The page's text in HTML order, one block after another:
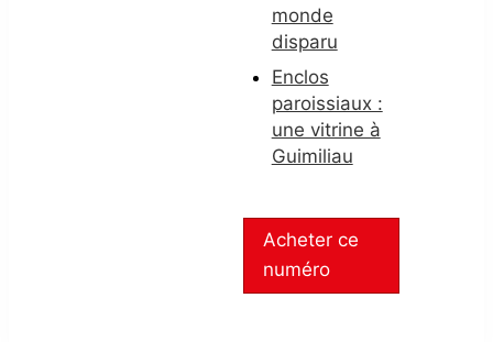
monde
disparu
Enclos
paroissiaux :
une vitrine à
Guimiliau
Acheter ce
numéro